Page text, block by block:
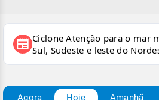
newspaper Ciclone Atenção para o mar
Sul, Sudeste e leste do
Agora Hoje Amanhã